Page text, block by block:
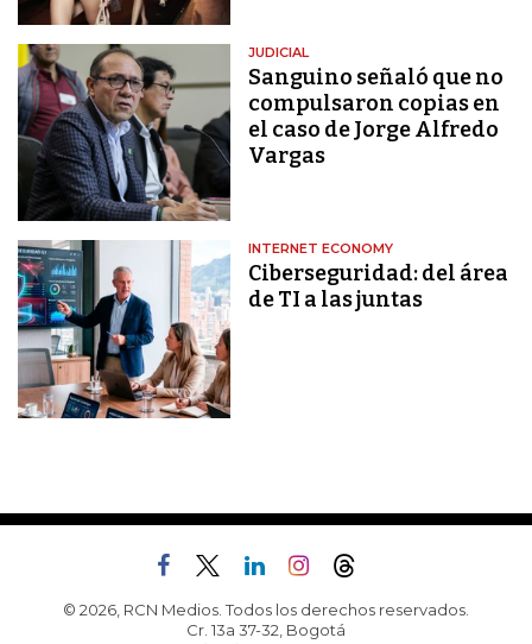
JUDICIAL
Sanguino señaló que no
compulsaron copias en
el caso de Jorge Alfredo
Vargas
INTERNET ECONOMY
Ciberseguridad: del área
de TI a las juntas
© 2026, RCN Medios. Todos los derechos reservados.
Cr. 13a 37-32, Bogotá